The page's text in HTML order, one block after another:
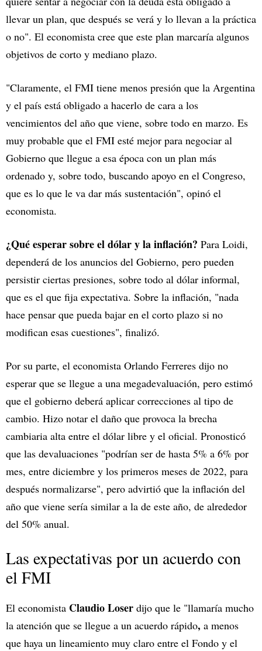
llevar un plan, que después se verá y lo llevan a la práctica
o no". El economista cree que este plan marcaría algunos
objetivos de corto y mediano plazo.
"Claramente, el FMI tiene menos presión que la Argentina
y el país está obligado a hacerlo de cara a los
vencimientos del año que viene, sobre todo en marzo. Es
muy probable que el FMI esté mejor para negociar al
Gobierno que llegue a esa época con un plan más
ordenado y, sobre todo, buscando apoyo en el Congreso,
que es lo que le va dar más sustentación", opinó el
economista.
¿Qué esperar sobre el dólar y la inflación? Para Loidi,
dependerá de los anuncios del Gobierno, pero pueden
persistir ciertas presiones, sobre todo al dólar informal,
que es el que fija expectativa. Sobre la inflación, "nada
hace pensar que pueda bajar en el corto plazo si no
modifican esas cuestiones", finalizó.
Por su parte, el economista Orlando Ferreres dijo no
esperar que se llegue a una megadevaluación, pero estimó
que el gobierno deberá aplicar correcciones al tipo de
cambio. Hizo notar el daño que provoca la brecha
cambiaria alta entre el dólar libre y el oficial. Pronosticó
que las devaluaciones "podrían ser de hasta 5% a 6% por
mes, entre diciembre y los primeros meses de 2022, para
después normalizarse", pero advirtió que la inflación del
año que viene sería similar a la de este año, de alrededor
del 50% anual.
Las expectativas por un acuerdo con
el FMI
El economista Claudio Loser dijo que le "llamaría mucho
la atención que se llegue a un acuerdo rápido, a menos
que haya un lineamiento muy claro entre el Fondo y el